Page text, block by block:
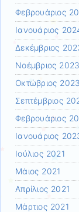
Φεβρουάριος
Ιανουάριος
Δεκέμβριος
Νοέμβριος 2023
Οκτώβριος 2023
Σεπτέμβριος
Φεβρουάριος
Ιανουάριος
Ιούλιος 2021
Μάιος 2021
Απρίλιος 2021
Μάρτιος 2021